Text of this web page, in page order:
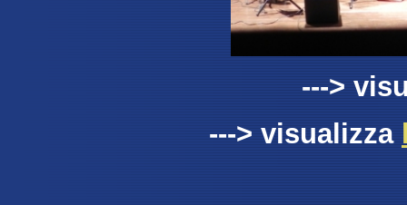
--->
---> visualizza